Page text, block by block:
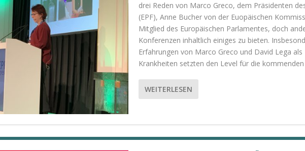
drei Reden von Marco Greco, dem Präsidenten
(EPF), Anne Bucher von der Euopäischen
Mitglied des Europäischen Parlamentes, doch
Konferenzen inhaltlich einiges zu bieten.
Erfahrungen von Marco Greco und David Lega
Krankheiten setzten den Level für die
WEITERLESEN